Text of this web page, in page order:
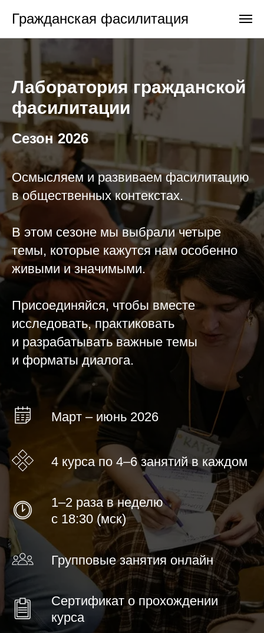
Гражданская фасилитация
Лаборатория гражданской
фасилитации
Сезон 2026
Осмысляем и развиваем фасилитацию
в общественных контекстах.
В этом сезоне мы выбрали четыре
темы, которые кажутся нам особенно
живыми и значимыми.
Присоединяйся, чтобы вместе
исследовать, практиковать
и разрабатывать важные темы
и форматы диалога.
Март – июнь 2026
4 курса по 4–6 занятий в каждом
1–2 раза в неделю
с 18:30 (мск)
Групповые занятия онлайн
Сертификат о прохождении
курса